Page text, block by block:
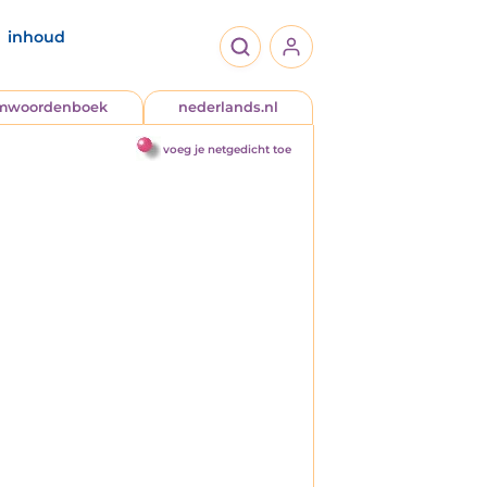
inhoud
nederlands.nl
voeg je netgedicht toe